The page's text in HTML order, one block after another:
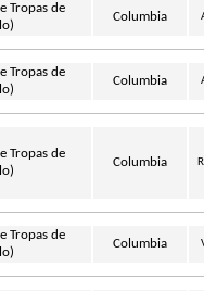
Tropas de
Columbia
Tropas de
Columbia
Tropas de
Columbia
Tropas de
Columbia